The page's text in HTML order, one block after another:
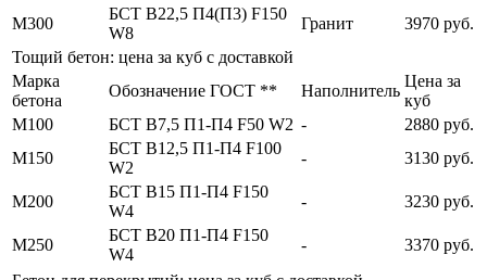
М300
БСТ В22,5 П4(П3) F150
W8
Гранит
3970 руб.
Тощий бетон: цена за куб с доставкой
Марка
бетона
Обозначение ГОСТ ** Наполнитель
Цена за
куб
М100
БСТ В7,5 П1-П4 F50 W2 -
2880 руб.
М150
БСТ В12,5 П1-П4 F100
W2
- 3130 руб.
М200
БСТ В15 П1-П4 F150
W4
- 3230 руб.
М250
БСТ В20 П1-П4 F150
W4
-
3370 руб.